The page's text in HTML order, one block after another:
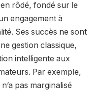
rôdé, fondé sur le
engagement à
Ses succès ne sont
gestion classique,
intelligente aux
Par exemple,
pas marginalisé